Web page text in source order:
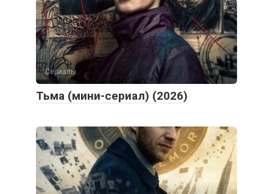
Сериалы
Тьма (мини-сериал) (2026)